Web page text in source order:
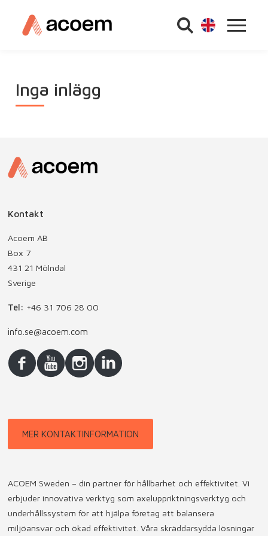
Inga inlägg
Kontakt
Acoem AB
Box 7
431 21 Mölndal
Sverige
Tel: +46 31 706 28 00
info.se@acoem.com
MER KONTAKTINFORMATION
ACOEM Sweden – din partner för hållbarhet och effektivitet. Vi
erbjuder innovativa verktyg som axeluppriktningsverktyg och
underhållssystem för att hjälpa företag att balansera
miljöansvar och ökad effektivitet. Våra skräddarsydda lösningar